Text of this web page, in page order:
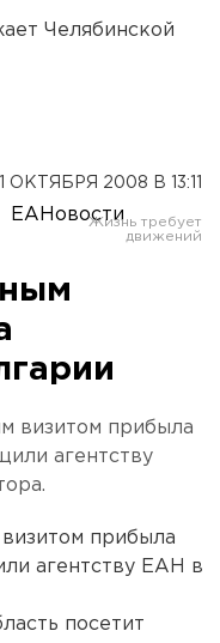
Челябинской
1 ОКТЯБРЯ 2008 В 13:11
ЕАНовости
визитом прибыла
агентству
прибыла
агентству ЕАН в
посетит